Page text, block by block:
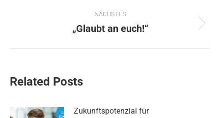
NÄCHSTES
Nächster
„Glaubt an euch!“
Related Posts
Zukunftspotenzial für